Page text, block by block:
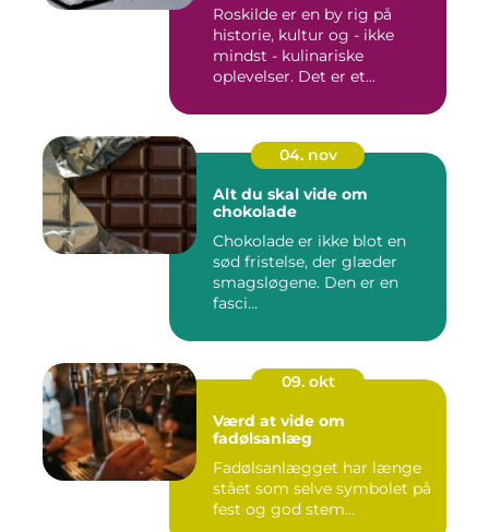
Roskilde er en by rig på
historie, kultur og - ikke
mindst - kulinariske
oplevelser. Det er et...
04. nov
Alt du skal vide om
chokolade
Chokolade er ikke blot en
sød fristelse, der glæder
smagsløgene. Den er en
fasci...
09. okt
Værd at vide om
fadølsanlæg
Fadølsanlægget har længe
stået som selve symbolet på
fest og god stem...